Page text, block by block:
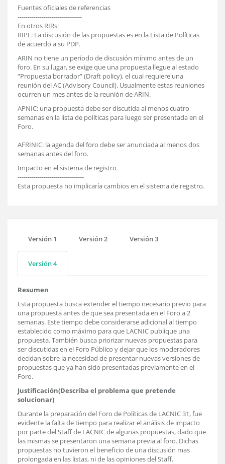
Fuentes oficiales de referencias
--------------------------------
En otros RIRs:
RIPE: La discusión de las propuestas es en la Lista de Políticas
de acuerdo a su PDP.
ARIN no tiene un período de discusión mínimo antes de un
foro. En su lugar, se exige que una propuesta llegue al estado
“Propuesta borrador” (Draft policy), el cual requiere una
reunión del AC (Advisory Council). Usualmente estas reuniones
ocurren un mes antes de la reunión de ARIN.
APNIC: una propuesta debe ser discutida al menos cuatro
semanas en la lista de políticas para luego ser presentada en el
Foro.
AFRINIC: la agenda del foro debe ser anunciada al menos dos
semanas antes del foro.
Impacto en el sistema de registro
---------------------------------
Esta propuesta no implicaría cambios en el sistema de registro.
Versión 1 Versión 2 Versión 3
Versión 4
Resumen
Esta propuesta busca extender el tiempo necesario previo para
una propuesta antes de que sea presentada en el Foro a 2
semanas. Este tiempo debe considerarse adicional al tiempo
establecido como máximo para que LACNIC publique una
propuesta. También busca priorizar nuevas propuestas para
ser discutidas en el Foro Público y dejar que los moderadores
decidan sobre la necesidad de presentar nuevas versiones de
propuestas que ya han sido presentadas previamente en el
Foro.
Justificación(Describa el problema que pretende
solucionar)
Durante la preparación del Foro de Políticas de LACNIC 31, fue
evidente la falta de tiempo para realizar el análisis de impacto
por parte del Staff de LACNIC de algunas propuestas, dado que
las mismas se presentaron una semana previa al foro. Dichas
propuestas no tuvieron el beneficio de una discusión mas
prolongada en las listas, ni de las opiniones del Staff.